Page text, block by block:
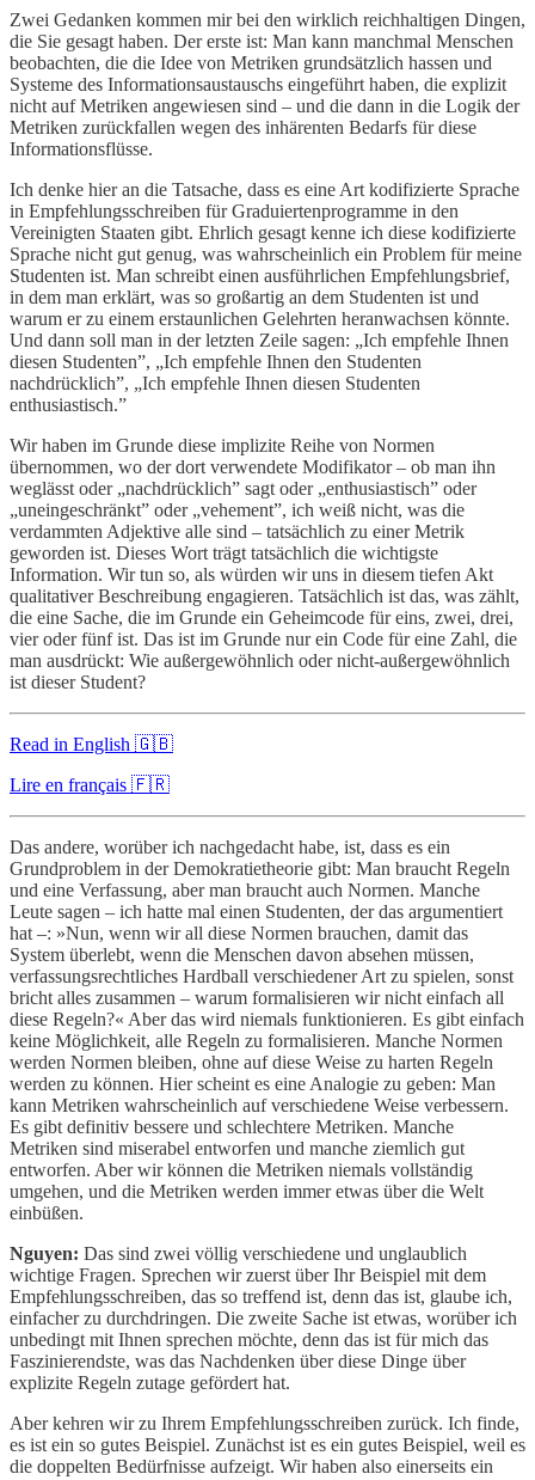
Zwei Gedanken kommen mir bei den wirklich reichhaltigen Dingen,
die Sie gesagt haben. Der erste ist: Man kann manchmal Menschen
beobachten, die die Idee von Metriken grundsätzlich hassen und
Systeme des Informationsaustauschs eingeführt haben, die explizit
nicht auf Metriken angewiesen sind – und die dann in die Logik der
Metriken zurückfallen wegen des inhärenten Bedarfs für diese
Informationsflüsse.
Ich denke hier an die Tatsache, dass es eine Art kodifizierte Sprache
in Empfehlungsschreiben für Graduiertenprogramme in den
Vereinigten Staaten gibt. Ehrlich gesagt kenne ich diese kodifizierte
Sprache nicht gut genug, was wahrscheinlich ein Problem für meine
Studenten ist. Man schreibt einen ausführlichen Empfehlungsbrief,
in dem man erklärt, was so großartig an dem Studenten ist und
warum er zu einem erstaunlichen Gelehrten heranwachsen könnte.
Und dann soll man in der letzten Zeile sagen: „Ich empfehle Ihnen
diesen Studenten”, „Ich empfehle Ihnen den Studenten
nachdrücklich”, „Ich empfehle Ihnen diesen Studenten
enthusiastisch.”
Wir haben im Grunde diese implizite Reihe von Normen
übernommen, wo der dort verwendete Modifikator – ob man ihn
weglässt oder „nachdrücklich” sagt oder „enthusiastisch” oder
„uneingeschränkt” oder „vehement”, ich weiß nicht, was die
verdammten Adjektive alle sind – tatsächlich zu einer Metrik
geworden ist. Dieses Wort trägt tatsächlich die wichtigste
Information. Wir tun so, als würden wir uns in diesem tiefen Akt
qualitativer Beschreibung engagieren. Tatsächlich ist das, was zählt,
die eine Sache, die im Grunde ein Geheimcode für eins, zwei, drei,
vier oder fünf ist. Das ist im Grunde nur ein Code für eine Zahl, die
man ausdrückt: Wie außergewöhnlich oder nicht-außergewöhnlich
ist dieser Student?
Read in English 🇬🇧
Lire en français 🇫🇷
Das andere, worüber ich nachgedacht habe, ist, dass es ein
Grundproblem in der Demokratietheorie gibt: Man braucht Regeln
und eine Verfassung, aber man braucht auch Normen. Manche
Leute sagen – ich hatte mal einen Studenten, der das argumentiert
hat –: »Nun, wenn wir all diese Normen brauchen, damit das
System überlebt, wenn die Menschen davon absehen müssen,
verfassungsrechtliches Hardball verschiedener Art zu spielen, sonst
bricht alles zusammen – warum formalisieren wir nicht einfach all
diese Regeln?« Aber das wird niemals funktionieren. Es gibt einfach
keine Möglichkeit, alle Regeln zu formalisieren. Manche Normen
werden Normen bleiben, ohne auf diese Weise zu harten Regeln
werden zu können. Hier scheint es eine Analogie zu geben: Man
kann Metriken wahrscheinlich auf verschiedene Weise verbessern.
Es gibt definitiv bessere und schlechtere Metriken. Manche
Metriken sind miserabel entworfen und manche ziemlich gut
entworfen. Aber wir können die Metriken niemals vollständig
umgehen, und die Metriken werden immer etwas über die Welt
einbüßen.
Nguyen: Das sind zwei völlig verschiedene und unglaublich
wichtige Fragen. Sprechen wir zuerst über Ihr Beispiel mit dem
Empfehlungsschreiben, das so treffend ist, denn das ist, glaube ich,
einfacher zu durchdringen. Die zweite Sache ist etwas, worüber ich
unbedingt mit Ihnen sprechen möchte, denn das ist für mich das
Faszinierendste, was das Nachdenken über diese Dinge über
explizite Regeln zutage gefördert hat.
Aber kehren wir zu Ihrem Empfehlungsschreiben zurück. Ich finde,
es ist ein so gutes Beispiel. Zunächst ist es ein gutes Beispiel, weil es
die doppelten Bedürfnisse aufzeigt. Wir haben also einerseits ein